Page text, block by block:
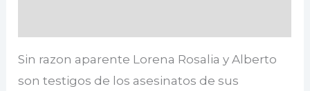
Sin razon aparente Lorena Rosalia y Alberto
son testigos de los asesinatos de sus